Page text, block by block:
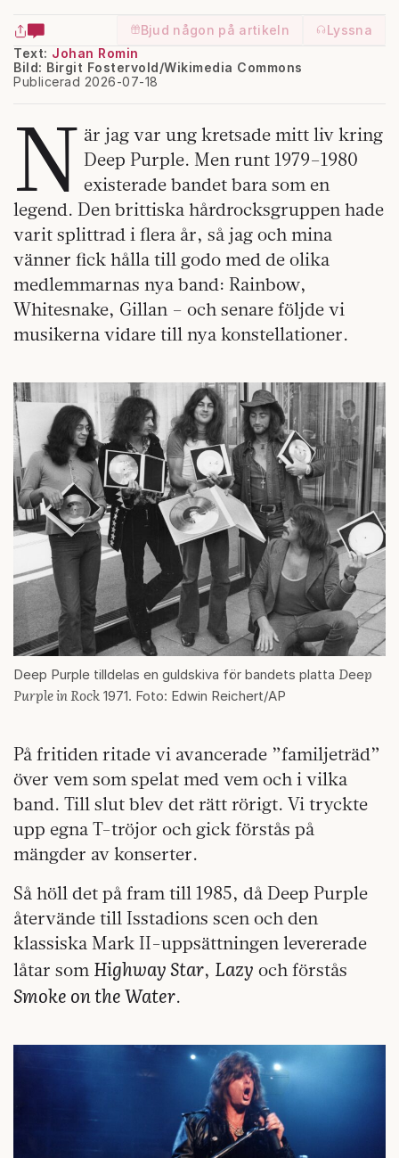
Bjud någon på artikeln
Lyssna
Text: Johan Romin
Publicerad 2026-07-18
Bild: Birgit Fostervold/Wikimedia Commons
N är jag var ung kretsade mitt liv kring
Deep Purple. Men runt 1979–1980
existerade bandet bara som en
legend. Den brittiska hårdrocksgruppen hade
varit splittrad i flera år, så jag och mina
vänner fick hålla till godo med de olika
medlemmarnas nya band: Rainbow,
Whitesnake, Gillan – och senare följde vi
musikerna vidare till nya konstellationer.
Deep Purple tilldelas en guldskiva för bandets platta Deep
Purple in Rock 1971. Foto: Edwin Reichert/AP
På fritiden ritade vi avancerade ”familjeträd”
över vem som spelat med vem och i vilka
band. Till slut blev det rätt rörigt. Vi tryckte
upp egna T-tröjor och gick förstås på
mängder av konserter.
Så höll det på fram till 1985, då Deep Purple
återvände till Isstadions scen och den
klassiska Mark II-uppsättningen levererade
låtar som Highway Star, Lazy och förstås
Smoke on the Water.